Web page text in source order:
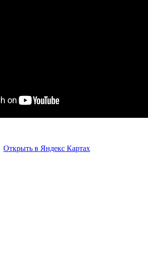
Открыть в Яндекс Картах